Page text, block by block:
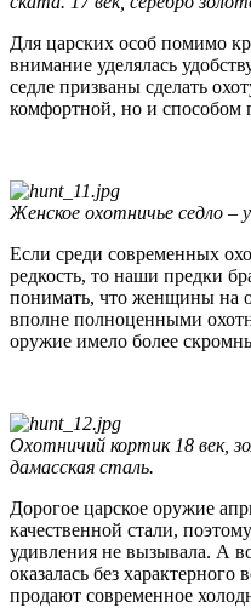
Для царских особ помимо
внимание уделялась
седле призваны сделать
комфортной, но и способом
Женское охотничье седло –
Если среди современных
редкость, то наши предки
понимать, что женщины на
вполне полноценными
оружие имело более
Охотничий кортик 18 век,
дамасская сталь.
Дорогое царское оружие
качественной стали,
удивления не вызывала. А
оказалась без
продают современное